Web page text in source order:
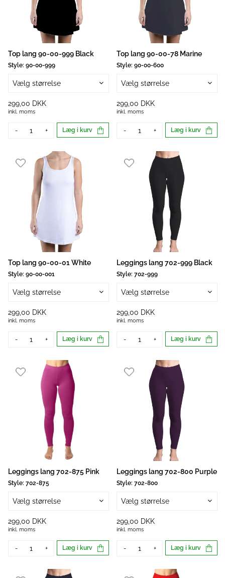
Top lang 90-00-999 Black
Style: 90-00-999
Vælg størrelse
299,00 DKK
inkl. moms
- + Læg i kurv
Top lang 90-00-78 Marine
Style: 90-00-600
Vælg størrelse
299,00 DKK
inkl. moms
- + Læg i kurv
Top lang 90-00-01 White
Style: 90-00-001
Vælg størrelse
299,00 DKK
inkl. moms
- + Læg i kurv
Leggings lang 702-999 Black
Style: 702-999
Vælg størrelse
299,00 DKK
inkl. moms
- + Læg i kurv
Leggings lang 702-875 Pink
Style: 702-875
Vælg størrelse
299,00 DKK
inkl. moms
- + Læg i kurv
Leggings lang 702-800 Purple
Style: 702-800
Vælg størrelse
299,00 DKK
inkl. moms
- + Læg i kurv